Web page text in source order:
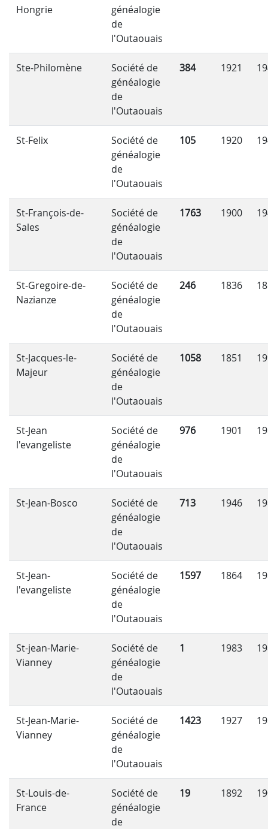
Hongrie
généalogie
de
l'Outaouais
Ste-Philomène
Société de
généalogie
de
l'Outaouais
384 1921
St-Felix
Société de
généalogie
de
l'Outaouais
105 1920
St-François-de-
Sales
Société de
généalogie
de
l'Outaouais
1763 1900
St-Gregoire-de-
Nazianze
Société de
généalogie
de
l'Outaouais
246 1836
St-Jacques-le-
Majeur
Société de
généalogie
de
l'Outaouais
1058 1851
St-Jean
l'evangeliste
Société de
généalogie
de
l'Outaouais
976 1901
St-Jean-Bosco
Société de
généalogie
de
l'Outaouais
713 1946
St-Jean-
l'evangeliste
Société de
généalogie
de
l'Outaouais
1597 1864
St-jean-Marie-
Vianney
Société de
généalogie
de
l'Outaouais
1 1983
St-Jean-Marie-
Vianney
Société de
généalogie
de
l'Outaouais
1423 1927
St-Louis-de-
France
Société de
généalogie
de
19 1892